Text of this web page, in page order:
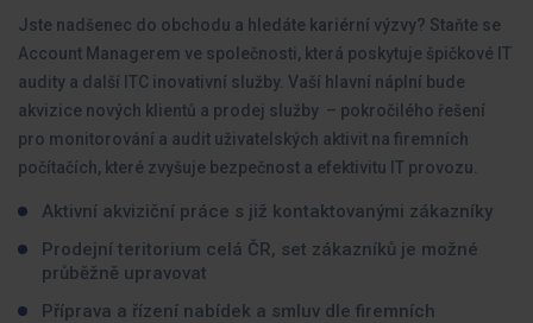
Jste nadšenec do obchodu a hledáte kariérní výzvy? Staňte se
Account Managerem ve společnosti, která poskytuje špičkové IT
audity a další ITC inovativní služby. Vaší hlavní náplní bude
akvizice nových klientů a prodej služby – pokročilého řešení
pro monitorování a audit uživatelských aktivit na firemních
počítačích, které zvyšuje bezpečnost a efektivitu IT provozu.
Aktivní akviziční práce s již kontaktovanými zákazníky
Prodejní teritorium celá ČR, set zákazníků je možné
průběžně upravovat
Příprava a řízení nabídek a smluv dle firemních